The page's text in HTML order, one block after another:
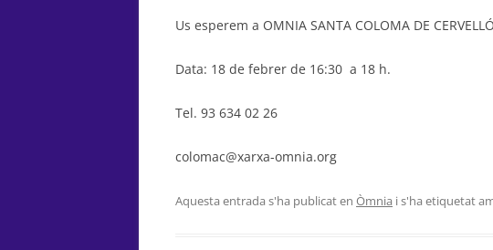
Us esperem a OMNIA SANTA COLOMA DE CERVELLÓ
Data: 18 de febrer de 16:30 a 18 h.
Tel. 93 634 02 26
colomac@xarxa-omnia.org
Aquesta entrada s'ha publicat en Òmnia i s'ha etiquetat